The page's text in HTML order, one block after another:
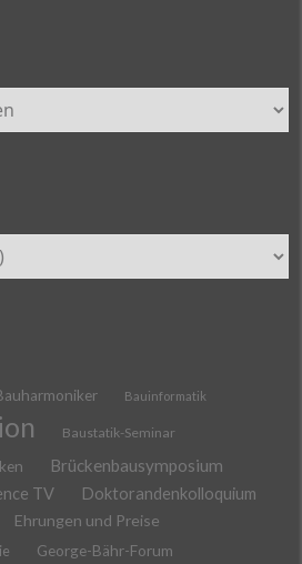
Bauinformatik
Baustatik-Seminar
Brückenbausymposium
TV Doktorandenkolloquium
Ehrungen und Preise
George-Bähr-Forum